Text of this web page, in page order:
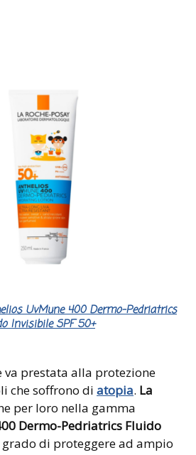
Invisibile SPF 50+
va prestata alla protezione
che soffrono di atopia. La
per loro nella gamma
Dermo-Pedriatrics Fluido
grado di proteggere ad ampio